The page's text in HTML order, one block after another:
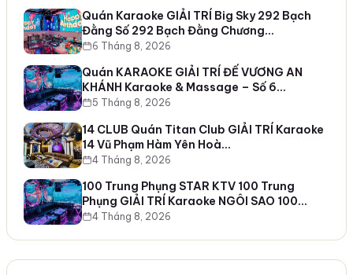
Quán Karaoke GIẢI TRÍ Big Sky 292 Bạch
Đằng Số 292 Bạch Đằng Chương…
6 Tháng 8, 2026
Quán KARAOKE GIẢI TRÍ ĐẾ VƯƠNG AN
KHÁNH Karaoke & Massage – Số 6…
5 Tháng 8, 2026
14 CLUB Quán Titan Club GIẢI TRÍ Karaoke
14 Vũ Phạm Hàm Yên Hoà…
4 Tháng 8, 2026
100 Trung Phụng STAR KTV 100 Trung
Phụng GIẢI TRÍ Karaoke NGÔI SAO 100…
4 Tháng 8, 2026